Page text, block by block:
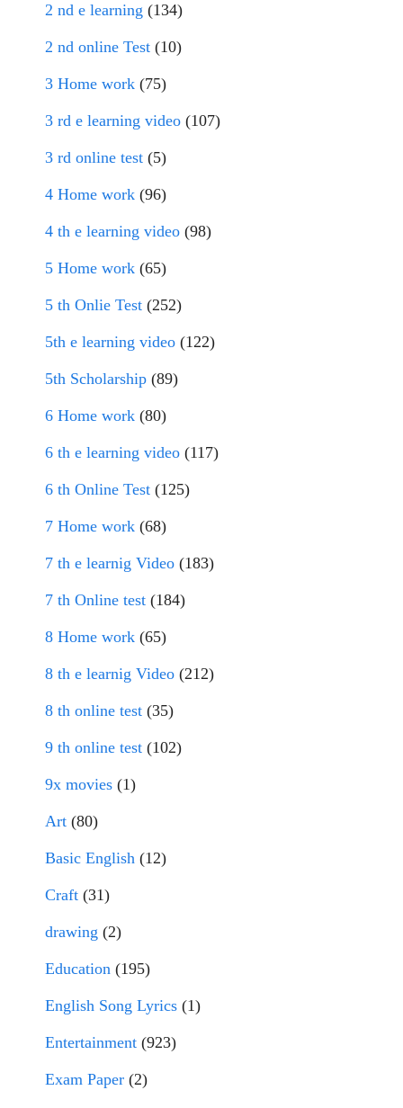
2 nd e learning (134)
2 nd online Test (10)
3 Home work (75)
3 rd e learning video (107)
3 rd online test (5)
4 Home work (96)
4 th e learning video (98)
5 Home work (65)
5 th Onlie Test (252)
5th e learning video (122)
5th Scholarship (89)
6 Home work (80)
6 th e learning video (117)
6 th Online Test (125)
7 Home work (68)
7 th e learnig Video (183)
7 th Online test (184)
8 Home work (65)
8 th e learnig Video (212)
8 th online test (35)
9 th online test (102)
9x movies (1)
Art (80)
Basic English (12)
Craft (31)
drawing (2)
Education (195)
English Song Lyrics (1)
Entertainment (923)
Exam Paper (2)